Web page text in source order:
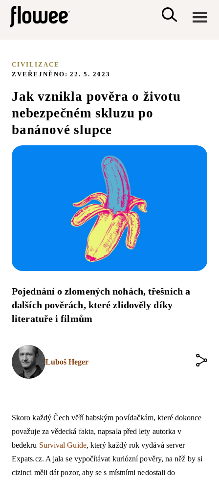
PSYCHOLOGIE
SEX A VZTAHY
PORADNA
CIVILIZACE
ZVEŘEJNĚNO: 22. 5. 2023
Jak vznikla pověra o životu
nebezpečném skluzu po
banánové slupce
Pojednání o zlomených nohách, třešních a
dalších pověrách, které zlidověly díky
literatuře i filmům
Luboš Heger
Skoro každý Čech věří babským povídačkám, které dokonce
považuje za vědecká fakta, napsala před lety autorka v
bedekru Survival Guide, který každý rok vydává server
Expats.cz. A jala se vypočítávat kuriózní pověry, na něž by si
cizinci měli dát pozor, aby se s místními nedostali do